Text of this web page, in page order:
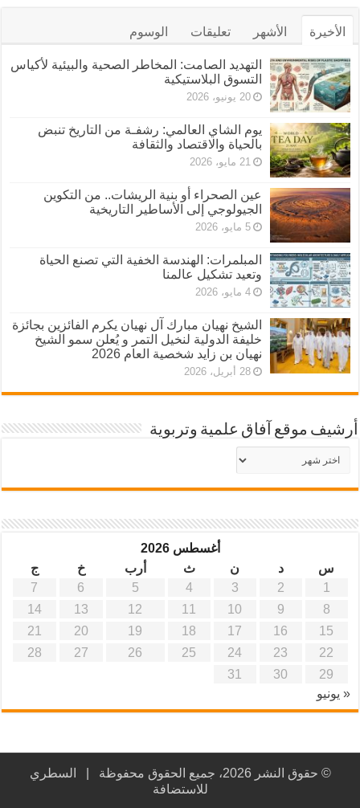
الأخيرة الأشهر تعليقات الوسوم
التهديد الصامت: المخاطر الصحية والبيئية لأكياس
التسوق البلاستيكية
20 يونيو، 2026
يوم الشاي العالمي: رشفـة من التاريخ تنبض
بالحياة والاقتصاد والثقافة
21 مايو، 2026
عين الصحراء أو بنية الريشات.. من التكوين
الجيولوجي إلى الأساطير التاريخية
5 مايو، 2026
المبلمرات: الهندسة الخفية التي تصنع الحياة
وتعيد تشكيل عالمنا
4 مايو، 2026
الشيخ نهيان مبارك آل نهيان يكرم الفائزين بجائزة
خليفة الدولية لنخيل التمر و يُعلن سمو الشيخ
نهيان بن زايد شخصية العام 2026
28 أبريل، 2026
أرشيف موقع آفاق علمية وتربوية
أرشيف
موقع
آفاق
أغسطس 2026
س
د ن ث أرب خ
ج
1
2
3
4
5
6
7
8
9
10
11
12
13
14
15
16
17
18
19
20
21
22
23
24
25
26
27
28
29
30
31
« يونيو
© حقوق النشر 2026، جميع الحقوق محفوظة |
السطري
للاستضافة